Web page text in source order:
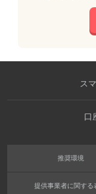
ス
口
推奨環境
提供事業者に関する